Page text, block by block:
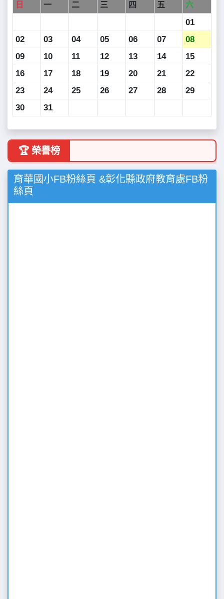
日
一 二 三 四 五 六
01
02
03 04 05 06 07
08
09
10 11 12 13 14
15
16
17 18 19 20 21
22
23
24 25 26 27 28
29
30
31
🏆 榮譽榜
育華國小FB粉絲頁 &彰化縣政府教育處FB粉
絲頁